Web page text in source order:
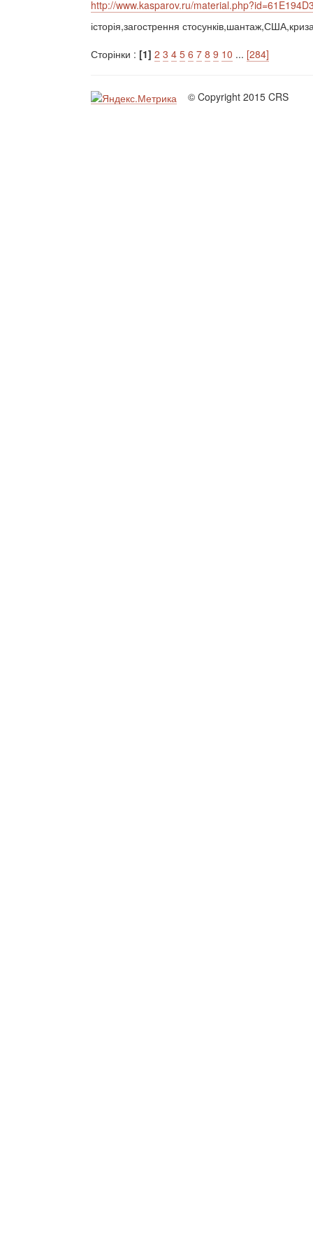
http://www.kasparov.ru/
історія,загострення
Сторінки : [1] 2 3 4 5 6 7 8 9 10 ... [284]
© Copyright 2015 CRS